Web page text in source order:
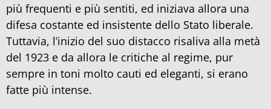
più frequenti e più sentiti, ed iniziava allora una
difesa costante ed insistente dello Stato liberale.
Tuttavia, l’inizio del suo distacco risaliva alla metà
del 1923 e da allora le critiche al regime, pur
sempre in toni molto cauti ed eleganti, si erano
fatte più intense.